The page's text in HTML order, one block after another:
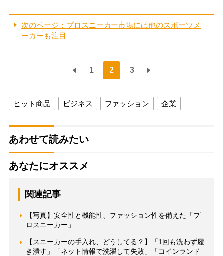
次のページ：プロスニーカー市場には他のスポーツメ
ーカーも注目
1 2 3
ヒット商品 ビジネス ファッション 企業
あわせて読みたい
あなたにオススメ
関連記事
【写真】安全性と機能性、ファッション性を備えた「プ
ロスニーカー」
【スニーカーの手入れ、どうしてる？】「1回も洗わず履
き潰す」「ネット情報で洗濯して失敗」「コインランド